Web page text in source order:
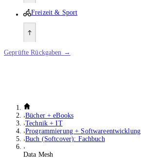
Freizeit & Sport
Geprüfte Rückgaben →
Bücher + eBooks
Technik + IT
Programmierung + Softwareentwicklung
Buch (Softcover): Fachbuch
Data Mesh